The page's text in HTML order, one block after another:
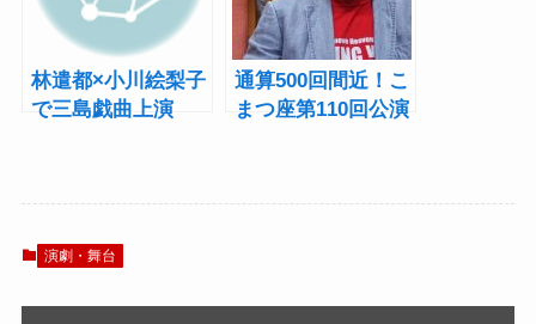
林遣都×小川絵梨子
で三島戯曲上演
通算500回間近！こ
まつ座第110回公演
演劇・舞台